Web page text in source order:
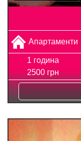
Апартаменти
1 година
2500 грн